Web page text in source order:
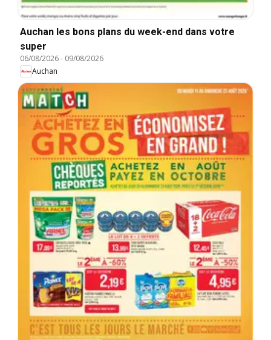
Auchan les bons plans du week-end dans votre
super
06/08/2026- 09/08/2026
Auchan